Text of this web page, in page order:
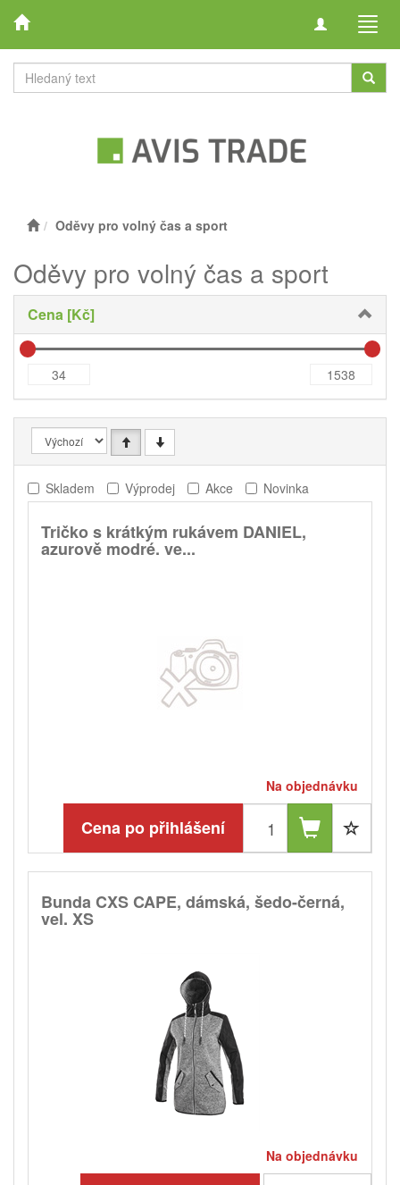
Toggle
Oděvy pro volný čas a sport
Oděvy pro volný čas a sport
Cena [Kč]
Skladem Výprodej Akce Novinka
Tričko s krátkým rukávem DANIEL,
azurově modré. ve...
Na objednávku
Cena po přihlášení
Bunda CXS CAPE, dámská, šedo-černá,
vel. XS
Na objednávku